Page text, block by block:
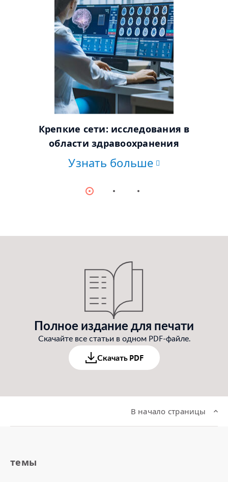
Крепкие сети: исследования в
области здравоохранения
Узнать больше
Полное издание для печати
Скачайте все статьи в одном PDF-файле.
Скачать PDF
В начало страницы
темы